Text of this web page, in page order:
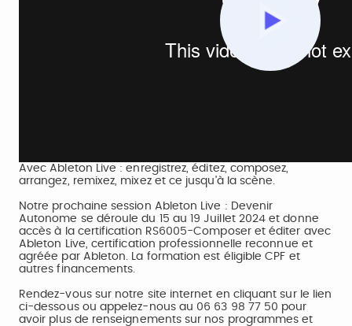
Avec Ableton Live : enregistrez, éditez, composez,
arrangez, remixez, mixez et ce jusqu'à la scène.
Notre prochaine session Ableton Live : Devenir
Autonome se déroule du 15 au 19 Juillet 2024 et donne
accès à la certification RS6005-Composer et éditer avec
Ableton Live, certification professionnelle reconnue et
agréée par Ableton. La formation est éligible CPF et
autres financements.
Rendez-vous sur notre site internet en cliquant sur le lien
ci-dessous ou appelez-nous au 06 63 98 77 50 pour
avoir plus de renseignements sur nos programmes et